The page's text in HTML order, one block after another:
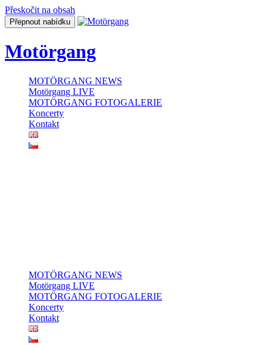
Přeskočit na obsah
Přepnout nabídku
Motörgang
MOTÖRGANG NEWS
Motörgang LIVE
MOTÖRGANG FOTOGALERIE
Koncerty
Kontakt
MOTÖRGANG NEWS
Motörgang LIVE
MOTÖRGANG FOTOGALERIE
Koncerty
Kontakt